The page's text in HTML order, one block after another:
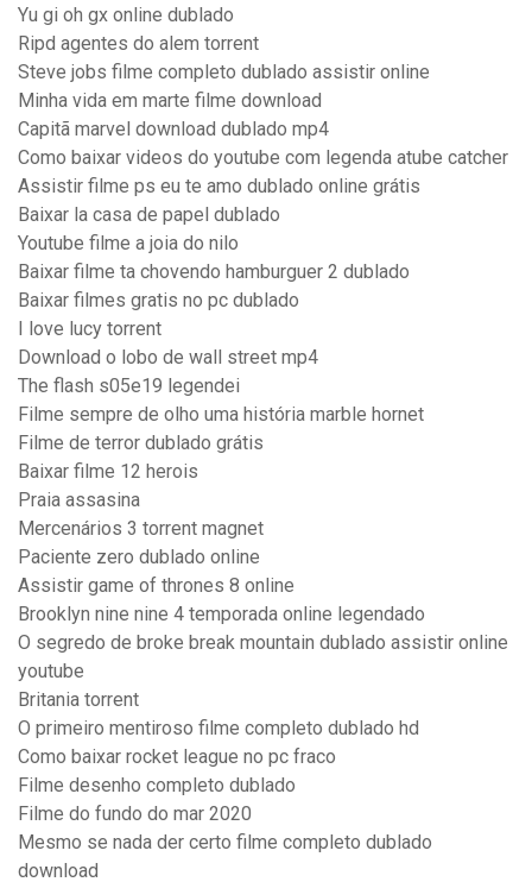
Yu gi oh gx online dublado
Ripd agentes do alem torrent
Steve jobs filme completo dublado assistir online
Minha vida em marte filme download
Capitã marvel download dublado mp4
Como baixar videos do youtube com legenda atube catcher
Assistir filme ps eu te amo dublado online grátis
Baixar la casa de papel dublado
Youtube filme a joia do nilo
Baixar filme ta chovendo hamburguer 2 dublado
Baixar filmes gratis no pc dublado
I love lucy torrent
Download o lobo de wall street mp4
The flash s05e19 legendei
Filme sempre de olho uma história marble hornet
Filme de terror dublado grátis
Baixar filme 12 herois
Praia assasina
Mercenários 3 torrent magnet
Paciente zero dublado online
Assistir game of thrones 8 online
Brooklyn nine nine 4 temporada online legendado
O segredo de broke break mountain dublado assistir online
youtube
Britania torrent
O primeiro mentiroso filme completo dublado hd
Como baixar rocket league no pc fraco
Filme desenho completo dublado
Filme do fundo do mar 2020
Mesmo se nada der certo filme completo dublado
download